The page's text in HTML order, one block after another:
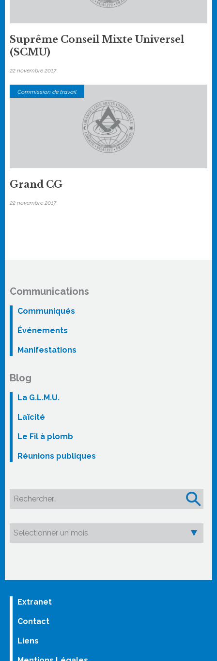
Suprême Conseil Mixte Universel
(SCMU)
22 novembre 2017
Commission de travail
Grand CG
22 novembre 2017
Communications
Communiqués
Événements
Manifestations
Blog
La G.L.M.U.
Laïcité
Le Fil à plomb
Réunions publiques
Rechercher :
Extranet
Contact
Liens